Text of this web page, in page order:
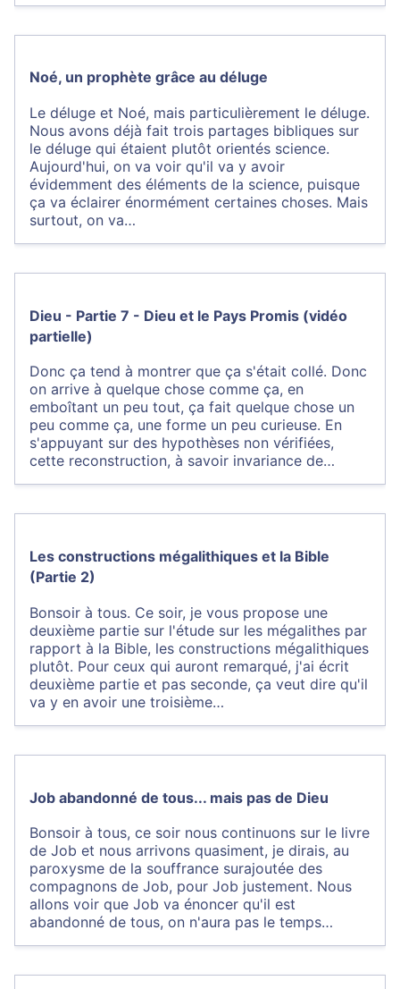
Noé, un prophète grâce au déluge
Le déluge et Noé, mais particulièrement le déluge.
Nous avons déjà fait trois partages bibliques sur
le déluge qui étaient plutôt orientés science.
Aujourd'hui, on va voir qu'il va y avoir
évidemment des éléments de la science, puisque
ça va éclairer énormément certaines choses. Mais
surtout, on va…
Dieu - Partie 7 - Dieu et le Pays Promis (vidéo
partielle)
Donc ça tend à montrer que ça s'était collé. Donc
on arrive à quelque chose comme ça, en
emboîtant un peu tout, ça fait quelque chose un
peu comme ça, une forme un peu curieuse. En
s'appuyant sur des hypothèses non vérifiées,
cette reconstruction, à savoir invariance de…
Les constructions mégalithiques et la Bible
(Partie 2)
Bonsoir à tous. Ce soir, je vous propose une
deuxième partie sur l'étude sur les mégalithes par
rapport à la Bible, les constructions mégalithiques
plutôt. Pour ceux qui auront remarqué, j'ai écrit
deuxième partie et pas seconde, ça veut dire qu'il
va y en avoir une troisième…
Job abandonné de tous... mais pas de Dieu
Bonsoir à tous, ce soir nous continuons sur le livre
de Job et nous arrivons quasiment, je dirais, au
paroxysme de la souffrance surajoutée des
compagnons de Job, pour Job justement. Nous
allons voir que Job va énoncer qu'il est
abandonné de tous, on n'aura pas le temps…